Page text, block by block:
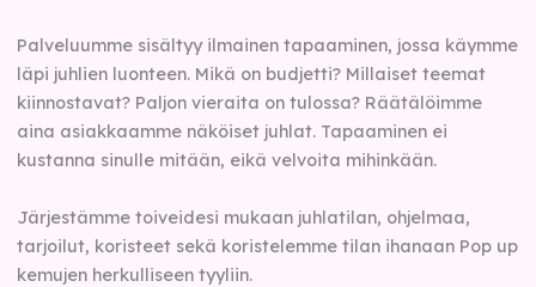
Palveluumme sisältyy ilmainen tapaaminen, jossa käymme
läpi juhlien luonteen. Mikä on budjetti? Millaiset teemat
kiinnostavat? Paljon vieraita on tulossa? Räätälöimme
aina asiakkaamme näköiset juhlat. Tapaaminen ei
kustanna sinulle mitään, eikä velvoita mihinkään.
Järjestämme toiveidesi mukaan juhlatilan, ohjelmaa,
tarjoilut, koristeet sekä koristelemme tilan ihanaan Pop up
kemujen herkulliseen tyyliin.